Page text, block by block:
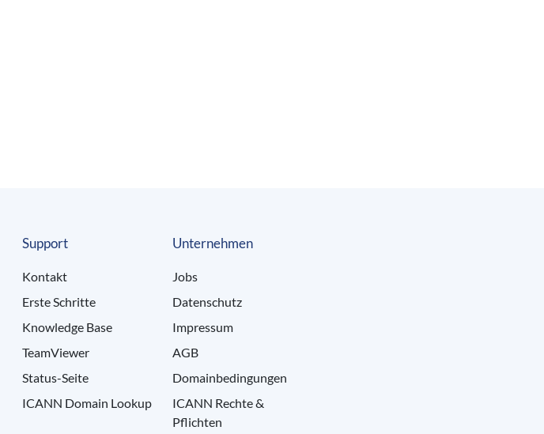
Support
Kontakt
Erste Schritte
Knowledge Base
TeamViewer
Status-Seite
ICANN Domain Lookup
Unternehmen
Jobs
Datenschutz
Impressum
AGB
Domainbedingungen
ICANN Rechte &
Pflichten